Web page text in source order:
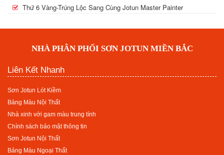
Thứ 6 Vàng-Trúng Lộc Sang Cùng Jotun Master Painter
NHÀ PHÂN PHỐI SƠN JOTUN MIỀN BẮC
Liên Kết Nhanh
Sơn Jotun Lót Kiềm
Bảng Màu Nội Thất
Nhà xinh với gam màu trung tính
Chính sách bảo mật thông tin
Sơn Jotun Nội Thất
Bảng Màu Ngoại Thất